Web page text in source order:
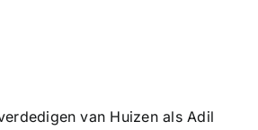
van Huizen als Adil